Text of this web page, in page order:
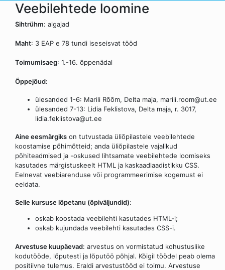
Veebilehtede loomine
Sihtrühm: algajad
Maht: 3 EAP e 78 tundi iseseisvat tööd
Toimumisaeg: 1.-16. õppenädal
Õppejõud:
ülesanded 1-6: Marili Rõõm, Delta maja, marili.room@ut.ee
ülesanded 7-13: Lidia Feklistova, Delta maja, r. 3017,
lidia.feklistova@ut.ee
Aine eesmärgiks on tutvustada üliõpilastele veebilehtede
koostamise põhimõtteid; anda üliõpilastele vajalikud
põhiteadmised ja -oskused lihtsamate veebilehtede loomiseks
kasutades märgistuskeelt HTML ja kaskaadlaadistikku CSS.
Eelnevat veebiarenduse või programmeerimise kogemust ei
eeldata.
Selle kursuse lõpetanu (õpiväljundid):
oskab koostada veebilehti kasutades HTML-i;
oskab kujundada veebilehti kasutades CSS-i.
Arvestuse kuupäevad: arvestus on vormistatud kohustuslike
kodutööde, lõputesti ja lõputöö põhjal. Kõigil töödel peab olema
positiivne tulemus. Eraldi arvestustööd ei toimu. Arvestuse